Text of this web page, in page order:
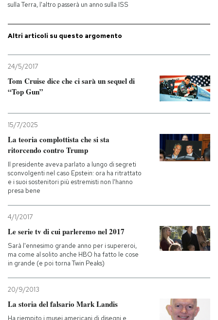
sulla Terra, l'altro passerà un anno sulla ISS
Altri articoli su questo argomento
24/5/2017
Tom Cruise dice che ci sarà un sequel di
“Top Gun”
15/7/2025
La teoria complottista che si sta
ritorcendo contro Trump
Il presidente aveva parlato a lungo di segreti
sconvolgenti nel caso Epstein: ora ha ritrattato
e i suoi sostenitori più estremisti non l'hanno
presa bene
4/1/2017
Le serie tv di cui parleremo nel 2017
Sarà l'ennesimo grande anno per i supereroi,
ma come al solito anche HBO ha fatto le cose
in grande (e poi torna Twin Peaks)
20/9/2013
La storia del falsario Mark Landis
Ha riempito i musei americani di disegni e